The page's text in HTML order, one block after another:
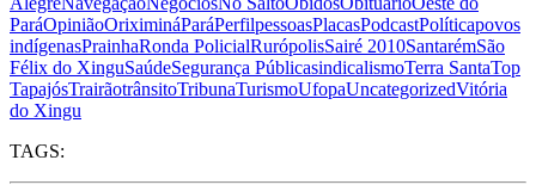
ParáOpiniãoOriximináParáPerfilpessoasPlacasPodcastPolíticapovos
indígenasPrainhaRonda PolicialRurópolisSairé 2010SantarémSão
Félix do XinguSaúdeSegurança PúblicasindicalismoTerra SantaTop
TapajósTrairãotrânsitoTribunaTurismoUfopaUncategorizedVitória
do Xingu
TAGS: